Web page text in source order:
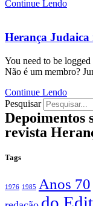
Continue Lendo
Herança Judaica
You need to be
Não é um membro?
Continue Lendo
Pesquisar
Depoimentos
revista
Tags
1976 1985 Anos 70